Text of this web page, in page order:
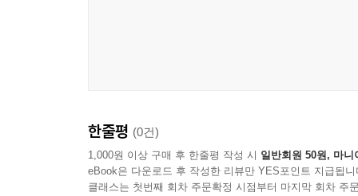
한줄평 (0건)
1,000원 이상 구매 후 한줄평 작성 시 일반회원 50원, 마니
eBook은 다운로드 후 작성한 리뷰만 YES포인트 지급됩니
클래스는 첫번째 회차 주문확정 시점부터 마지막 회차 주